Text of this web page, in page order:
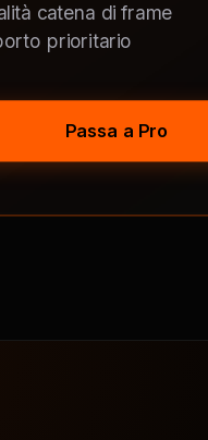
catena di frame
prioritario
Passa a Pro